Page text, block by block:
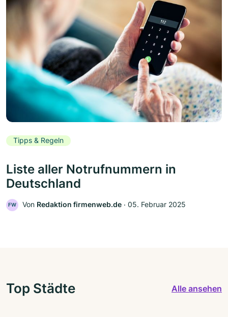
Tipps & Regeln
Liste aller Notrufnummern in
Deutschland
FW Von Redaktion firmenweb.de ‧ 05. Februar 2025
Top Städte Alle ansehen